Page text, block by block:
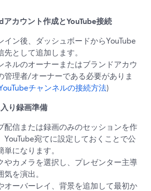
アカウント作成とYouTube接続
イン後、ダッシュボードからYouTube
先として追加します。
ネルのオーナーまたはブランドアカウ
管理者/オーナーである必要がありま
チャンネルの接続方法)
り録画準備
配信または録画のみのセッションを作
YouTube宛てに設定しておくことで公
単になります。
やカメラを選択し、プレゼンター主導
気を演出。
オーバーレイ、背景を追加して最初か